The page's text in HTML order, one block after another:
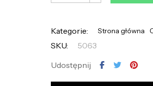
Kategorie: Strona główna
SKU:
5063
Udostępnij